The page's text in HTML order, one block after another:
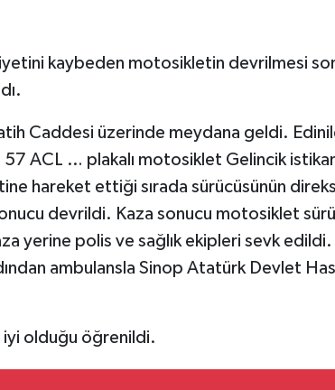
kaybeden motosikletin devrilmesi
Caddesi üzerinde meydana geldi.
57 ACL … plakalı motosiklet Gelincik
hareket ettiği sırada sürücüsünün
devrildi. Kaza sonucu motosiklet
yerine polis ve sağlık ekipleri sevk edildi.
ambulansla Sinop Atatürk Devlet
iyi olduğu öğrenildi.